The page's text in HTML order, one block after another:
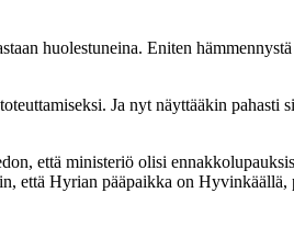
huolestuneina. Eniten
Ja nyt näyttääkin pahasti
että ministeriö olisi
että Hyrian pääpaikka on Hyvinkäällä,